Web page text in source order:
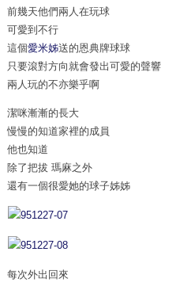
前幾天他們兩人在玩球
可愛到不行
這個愛米姊送的恩典牌球球
只要滾對方向就會發出可愛的聲響
兩人玩的不亦樂乎啊
潔咪漸漸的長大
慢慢的知道家裡的成員
他也知道
除了把拔 瑪麻之外
還有一個很愛她的球子姊姊
每次外出回來